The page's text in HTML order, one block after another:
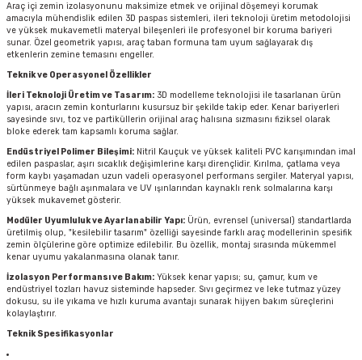
Araç içi zemin izolasyonunu maksimize etmek ve orijinal döşemeyi korumak
amacıyla mühendislik edilen 3D paspas sistemleri, ileri teknoloji üretim metodolojisi
ve yüksek mukavemetli materyal bileşenleri ile profesyonel bir koruma bariyeri
sunar. Özel geometrik yapısı, araç taban formuna tam uyum sağlayarak dış
etkenlerin zemine temasını engeller.
Teknik ve Operasyonel Özellikler
İleri Teknoloji Üretim ve Tasarım: 3D modelleme teknolojisi ile tasarlanan ürün
yapısı, aracın zemin konturlarını kusursuz bir şekilde takip eder. Kenar bariyerleri
sayesinde sıvı, toz ve partiküllerin orijinal araç halısına sızmasını fiziksel olarak
bloke ederek tam kapsamlı koruma sağlar.
Endüstriyel Polimer Bileşimi: Nitril Kauçuk ve yüksek kaliteli PVC karışımından imal
edilen paspaslar, aşırı sıcaklık değişimlerine karşı dirençlidir. Kırılma, çatlama veya
form kaybı yaşamadan uzun vadeli operasyonel performans sergiler. Materyal yapısı,
sürtünmeye bağlı aşınmalara ve UV ışınlarından kaynaklı renk solmalarına karşı
yüksek mukavemet gösterir.
Modüler Uyumluluk ve Ayarlanabilir Yapı: Ürün, evrensel (universal) standartlarda
üretilmiş olup, "kesilebilir tasarım" özelliği sayesinde farklı araç modellerinin spesifik
zemin ölçülerine göre optimize edilebilir. Bu özellik, montaj sırasında mükemmel
kenar uyumu yakalanmasına olanak tanır.
İzolasyon Performansı ve Bakım: Yüksek kenar yapısı; su, çamur, kum ve
endüstriyel tozları havuz sisteminde hapseder. Sıvı geçirmez ve leke tutmaz yüzey
dokusu, su ile yıkama ve hızlı kuruma avantajı sunarak hijyen bakım süreçlerini
kolaylaştırır.
Teknik Spesifikasyonlar